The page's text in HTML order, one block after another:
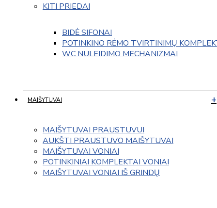
KITI PRIEDAI
BIDĖ SIFONAI
POTINKINO RĖMO TVIRTINIMŲ
WC NULEIDIMO MECHANIZMAI
MAIŠYTUVAI
MAIŠYTUVAI PRAUSTUVUI
AUKŠTI PRAUSTUVO MAIŠYTUVAI
MAIŠYTUVAI VONIAI
POTINKINIAI KOMPLEKTAI VONIAI
MAIŠYTUVAI VONIAI IŠ GRINDŲ